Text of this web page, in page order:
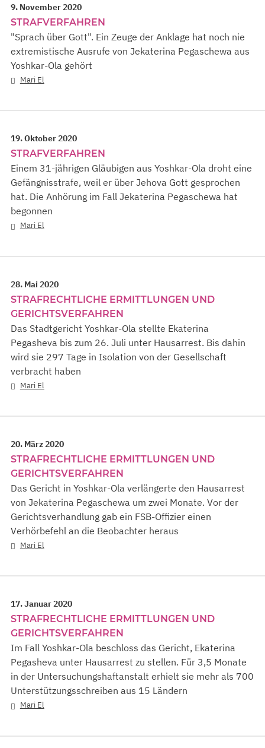
9. November 2020
STRAFVERFAHREN
"Sprach über Gott". Ein Zeuge der Anklage hat noch nie
extremistische Ausrufe von Jekaterina Pegaschewa aus
Yoshkar-Ola gehört
Mari El
19. Oktober 2020
STRAFVERFAHREN
Einem 31-jährigen Gläubigen aus Yoshkar-Ola droht eine
Gefängnisstrafe, weil er über Jehova Gott gesprochen
hat. Die Anhörung im Fall Jekaterina Pegaschewa hat
begonnen
Mari El
28. Mai 2020
STRAFRECHTLICHE ERMITTLUNGEN UND
GERICHTSVERFAHREN
Das Stadtgericht Yoshkar-Ola stellte Ekaterina
Pegasheva bis zum 26. Juli unter Hausarrest. Bis dahin
wird sie 297 Tage in Isolation von der Gesellschaft
verbracht haben
Mari El
20. März 2020
STRAFRECHTLICHE ERMITTLUNGEN UND
GERICHTSVERFAHREN
Das Gericht in Yoshkar-Ola verlängerte den Hausarrest
von Jekaterina Pegaschewa um zwei Monate. Vor der
Gerichtsverhandlung gab ein FSB-Offizier einen
Verhörbefehl an die Beobachter heraus
Mari El
17. Januar 2020
STRAFRECHTLICHE ERMITTLUNGEN UND
GERICHTSVERFAHREN
Im Fall Yoshkar-Ola beschloss das Gericht, Ekaterina
Pegasheva unter Hausarrest zu stellen. Für 3,5 Monate
in der Untersuchungshaftanstalt erhielt sie mehr als 700
Unterstützungsschreiben aus 15 Ländern
Mari El